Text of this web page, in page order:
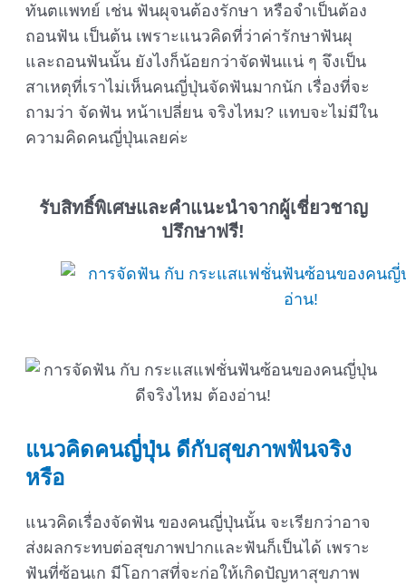
ทันตแพทย์ เช่น ฟันผุจนต้องรักษา หรือจำเป็นต้อง
ถอนฟัน เป็นต้น เพราะแนวคิดที่ว่าค่ารักษาฟันผุ
และถอนฟันนั้น ยังไงก็น้อยกว่าจัดฟันแน่ ๆ จึงเป็น
สาเหตุที่เราไม่เห็นคนญี่ปุ่นจัดฟันมากนัก เรื่องที่จะ
ถามว่า จัดฟัน หน้าเปลี่ยน จริงไหม? แทบจะไม่มีใน
ความคิดคนญี่ปุ่นเลยค่ะ
รับสิทธิ์พิเศษและคำแนะนำจากผู้เชี่ยวชาญ
ปรึกษาฟรี!
แนวคิดคนญี่ปุ่น ดีกับสุขภาพฟันจริง
หรือ
แนวคิดเรื่องจัดฟัน ของคนญี่ปุ่นนั้น จะเรียกว่าอาจ
ส่งผลกระทบต่อสุขภาพปากและฟันก็เป็นได้ เพราะ
ฟันที่ซ้อนเก มีโอกาสที่จะก่อให้เกิดปัญหาสุขภาพ